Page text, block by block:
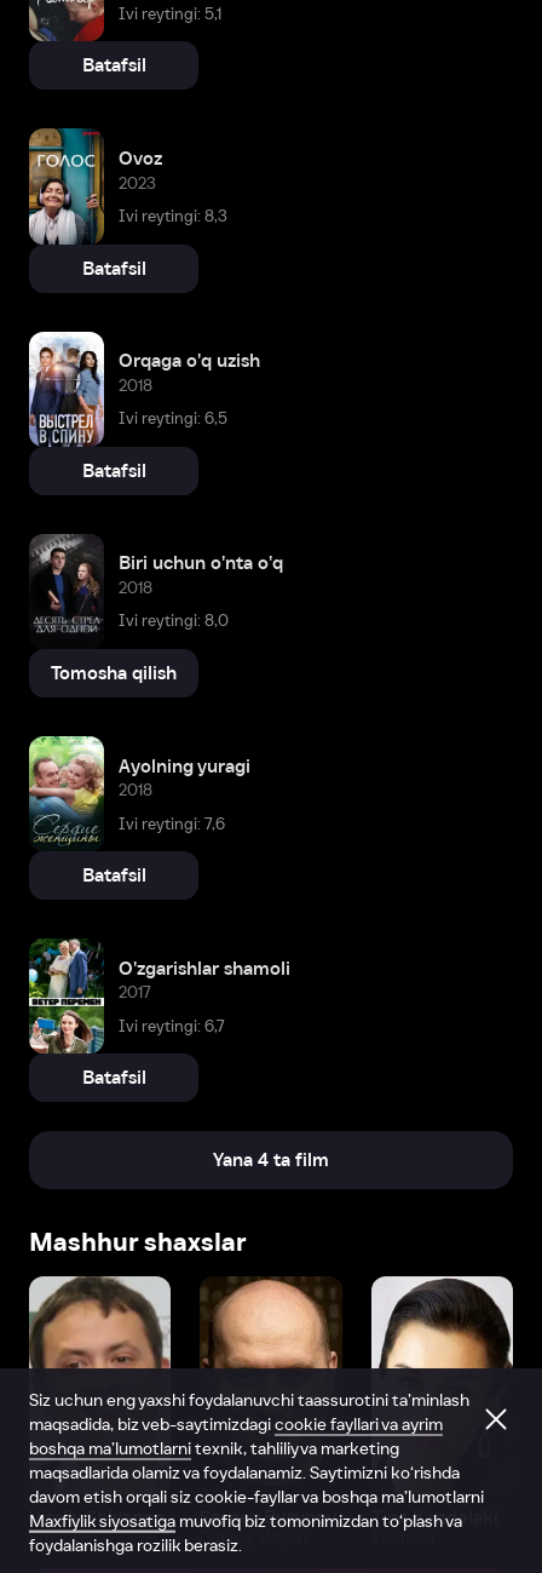
Ivi reytingi: 5,1
Batafsil
Ovoz
2023
Ivi reytingi: 8,3
Batafsil
Orqaga o'q uzish
2018
Ivi reytingi: 6,5
Batafsil
Biri uchun o'nta o'q
2018
Ivi reytingi: 8,0
Tomosha qilish
Ayolning yuragi
2018
Ivi reytingi: 7,6
Batafsil
O'zgarishlar shamoli
2017
Ivi reytingi: 6,7
Batafsil
Yana 4 ta film
Mashhur shaxslar
Vitaliy Shlyappo
Produser
Sergey Burunov
Dublyaj aktyori
Tina Kandelaki
Siz uchun eng yaxshi foydalanuvchi taassurotini ta’minlash
maqsadida, biz veb-saytimizdagicookie fayllari va ayrim
boshqa ma’lumotlarnitexnik, tahliliy va marketing
maqsadlarida olamiz va foydalanamiz. Saytimizni ko‘rishda
davom etish orqali siz cookie-fayllar va boshqa ma’lumotlarni
Maxfiylik siyosatiga muvofiq biz tomonimizdan to‘plash va
foydalanishga rozilik berasiz.